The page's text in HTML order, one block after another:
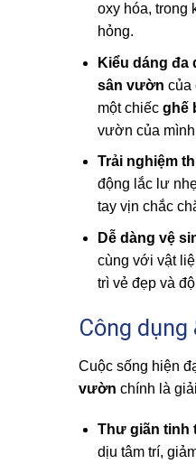
oxy hóa, trong
hỏng.
Kiểu dáng đa
sân vườn của
một chiếc ghế
vườn của
Trải nghiệm
động lắc lư
tay vịn chắc
Dễ dàng vệ
cùng với vật
trì vẻ đẹp và
Công dụng
Cuộc sống hiện
vườn chính là
Thư giãn tinh
dịu tâm trí,